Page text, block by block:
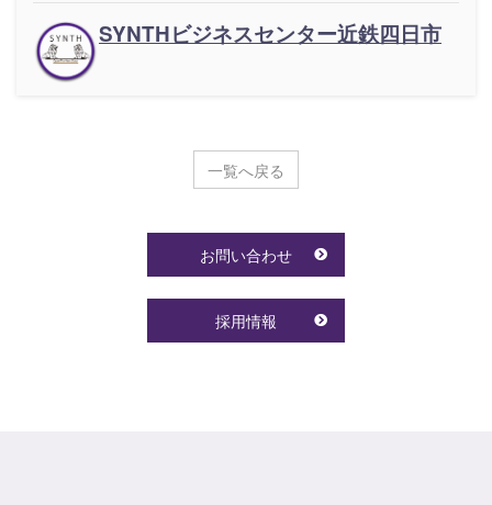
SYNTHビジネスセンター近鉄四日市
一覧へ戻る
お問い合わせ
採用情報